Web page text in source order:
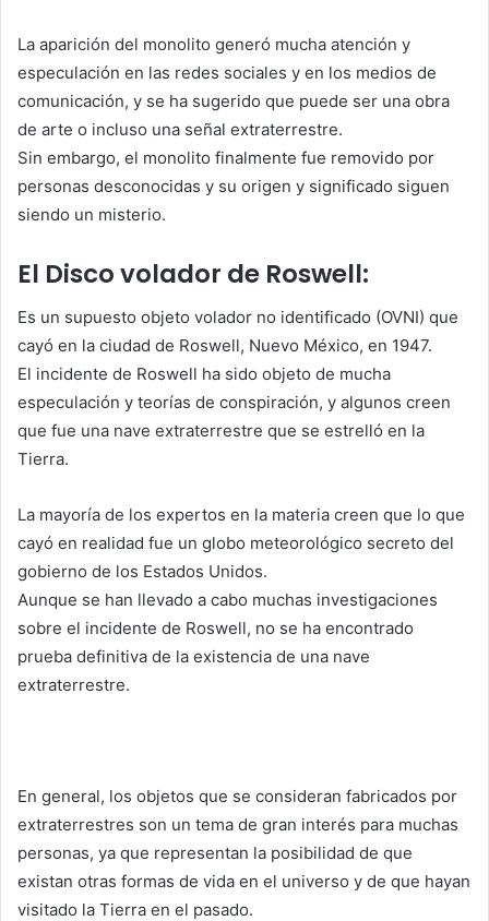
La aparición del monolito generó mucha atención y
especulación en las redes sociales y en los medios de
comunicación, y se ha sugerido que puede ser una obra
de arte o incluso una señal extraterrestre.
Sin embargo, el monolito finalmente fue removido por
personas desconocidas y su origen y significado siguen
siendo un misterio.
El Disco volador de Roswell:
Es un supuesto objeto volador no identificado (OVNI) que
cayó en la ciudad de Roswell, Nuevo México, en 1947.
El incidente de Roswell ha sido objeto de mucha
especulación y teorías de conspiración, y algunos creen
que fue una nave extraterrestre que se estrelló en la
Tierra.
La mayoría de los expertos en la materia creen que lo que
cayó en realidad fue un globo meteorológico secreto del
gobierno de los Estados Unidos.
Aunque se han llevado a cabo muchas investigaciones
sobre el incidente de Roswell, no se ha encontrado
prueba definitiva de la existencia de una nave
extraterrestre.
En general, los objetos que se consideran fabricados por
extraterrestres son un tema de gran interés para muchas
personas, ya que representan la posibilidad de que
existan otras formas de vida en el universo y de que hayan
visitado la Tierra en el pasado.